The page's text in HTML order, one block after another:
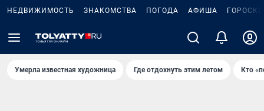
НЕДВИЖИМОСТЬ ЗНАКОМСТВА ПОГОДА АФИША
Умерла известная художница Где отдохнуть этим летом Кто